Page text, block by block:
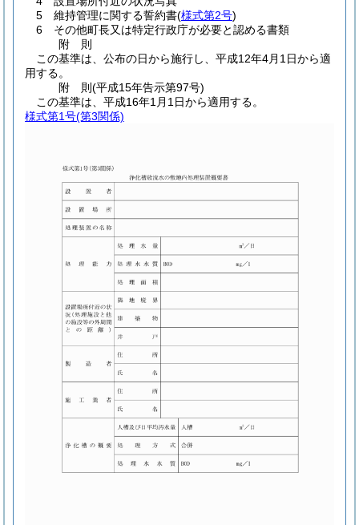
5 維持管理に関する誓約書(様式第2号)
6 その他町長又は特定行政庁が必要と認める書類
附 則
この基準は、公布の日から施行し、平成12年4月1日から適
用する。
附 則(平成15年告示第97号)
この基準は、平成16年1月1日から適用する。
様式第1号(第3関係)